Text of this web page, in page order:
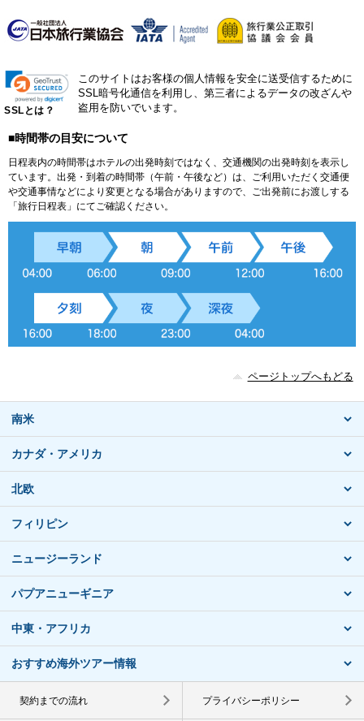
SSLとは？
このサイトはお客様の個人情報を安全に送受信するために
SSL暗号化通信を利用し、第三者によるデータの改ざんや
盗用を防いでいます。
■時間帯の目安について
日程表内の時間帯はホテルの出発時刻ではなく、交通機関の出発時刻を表示し
ています。出発・到着の時間帯（午前・午後など）は、ご利用いただく交通便
や交通事情などにより変更となる場合がありますので、ご出発前にお渡しする
「旅行日程表」にてご確認ください。
ページトップへもどる
南米
カナダ・アメリカ
北欧
フィリピン
ニュージーランド
パプアニューギニア
中東・アフリカ
おすすめ海外ツアー情報
契約までの流れ プライバシーポリシー